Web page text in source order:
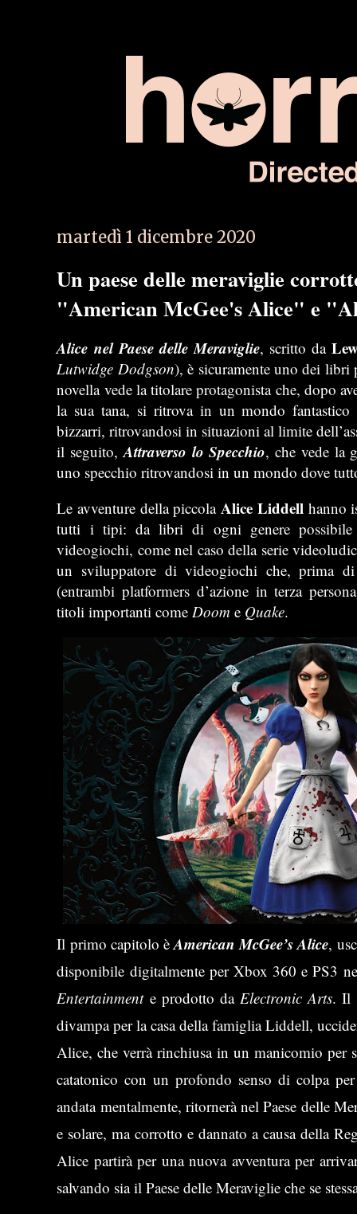
martedì 1 dicembre 2020
Un paese delle meraviglie
"American McGee's Alice" e
Alice nel Paese delle Meraviglie, scritto da
Lutwidge Dodgson), è sicuramente uno dei
novella vede la titolare protagonista che, dopo
la sua tana, si ritrova in un mondo fantastico
bizzarri, ritrovandosi in situazioni al limite
il seguito,Attraverso lo Specchio, che vede la
uno specchio ritrovandosi in un mondo dove
Le avventure della piccolaAlice Liddellhanno
tutti i tipi: da libri di ogni genere
videogiochi, come nel caso della serie
un sviluppatore di videogiochi che, prima
(entrambi platformers d’azione in terza
titoli importanti comeDoome Quake.
Il primo capitolo èAmerican McGee’s Alice,
disponibile digitalmente per Xbox 360 e PS3
Entertainmente prodotto daElectronic Arts. Il
divampa per la casa della famiglia Liddell,
Alice, che verrà rinchiusa in un manicomio per
catatonico con un profondo senso di colpa
andata mentalmente, ritornerà nel Paese delle
e solare, ma corrotto e dannato a causa della
Alice partirà per una nuova avventura per
salvando sia il Paese delle Meraviglie che se